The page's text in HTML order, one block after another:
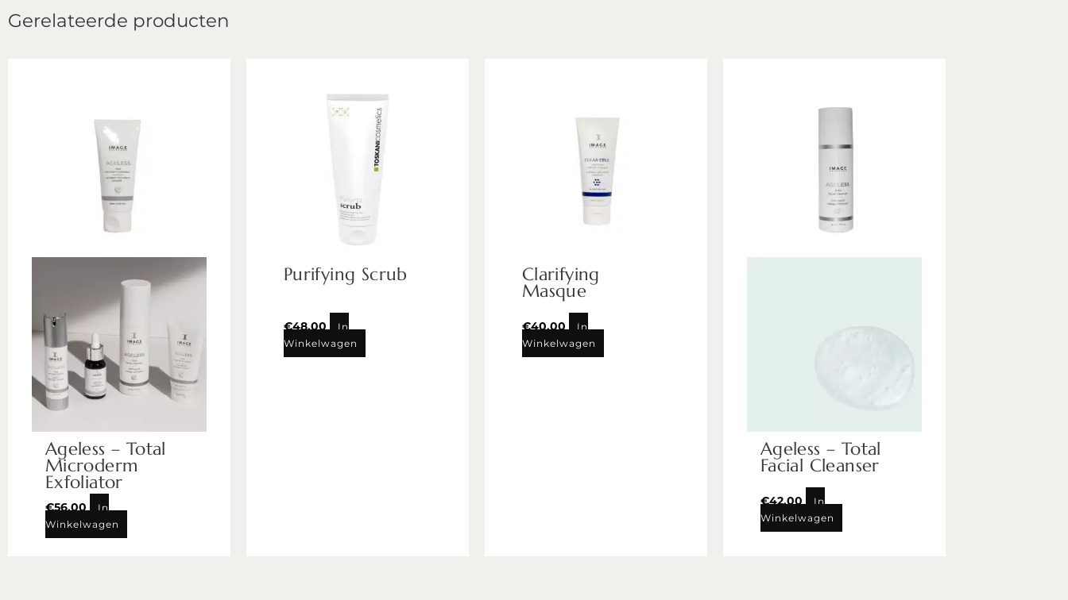
Gerelateerde producten
Ageless – Total
Microderm
Exfoliator
€56,00
In
Winkelwagen
Purifying Scrub
€48,00
In
Winkelwagen
Clarifying
Masque
€40,00
In
Winkelwagen
Ageless – Total
Facial Cleanser
€42,00
In
Winkelwagen